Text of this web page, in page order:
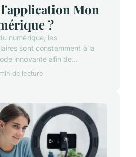
Mon
?
numérique, les
sont constamment à la
innovante afin de...
de lecture